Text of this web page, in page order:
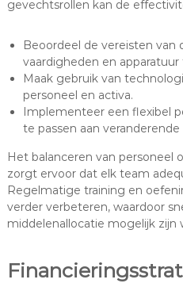
gevechtsrollen kan de
Beoordeel de vereisten van
vaardigheden en apparatuur
Maak gebruik van
personeel en activa.
Implementeer een flexibel
te passen aan
Het balanceren van personeel
zorgt ervoor dat elk team
Regelmatige training en
verder verbeteren, waardoor
middelenallocatie mogelijk zijn